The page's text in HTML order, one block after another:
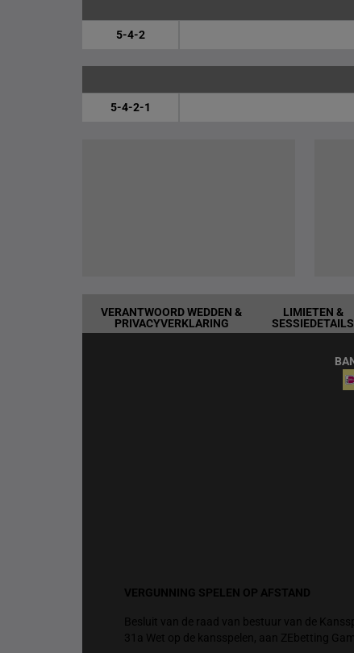
5-4-2
5-4-2-1
VERANTWOORD WEDDEN &
PRIVACYVERKLARING
LIMIETEN &
SESSIEDETAILS
VERGUNNING SPELEN OP AFSTAND
Besluit van de raad van bestuur van de
31a Wet op de kansspelen, aan ZEbetting